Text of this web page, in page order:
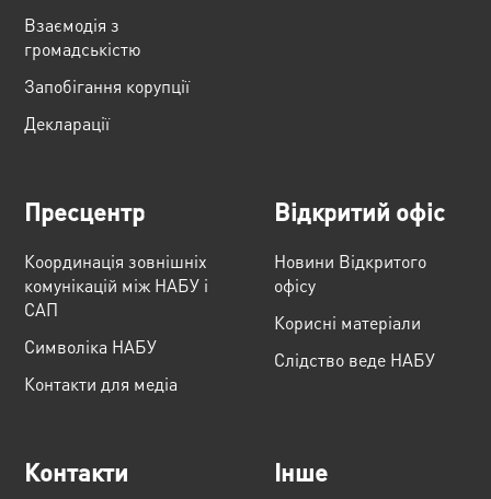
Взаємодія з
громадськістю
Запобігання корупції
Декларації
Пресцентр
Координація зовнішніх
комунікацій між НАБУ і
САП
Cимволіка НАБУ
Контакти для медіа
Відкритий офіс
Новини Відкритого
офісу
Корисні матеріали
Слідство веде НАБУ
Контакти Інше